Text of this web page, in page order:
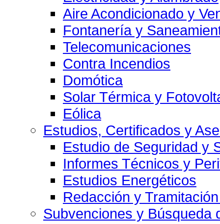
Aire Acondicionado y
Fontanería y
Telecomunicaciones
Contra Incendios
Domótica
Solar Térmica y
Eólica
Estudios, Certificados y
Estudio de Seguridad y
Informes Técnicos y
Estudios Energéticos
Redacción y
Subvenciones y Búsqueda